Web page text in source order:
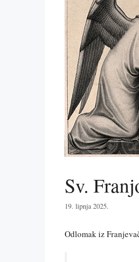
Sv.
19. lipnja 2025.
Odlomak iz